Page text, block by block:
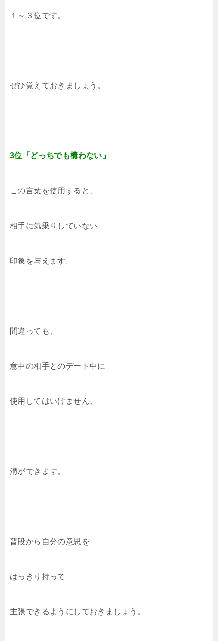
１～３位です。
ぜひ覚えておきましょう。
3位「どっちでも構わない」
この言葉を使用すると、
相手に気乗りしていない
印象を与えます。
間違っても、
意中の相手とのデート中に
使用してはいけません。
溝ができます。
普段から自分の意思を
はっきり持って
主張できるようにしておきましょう。